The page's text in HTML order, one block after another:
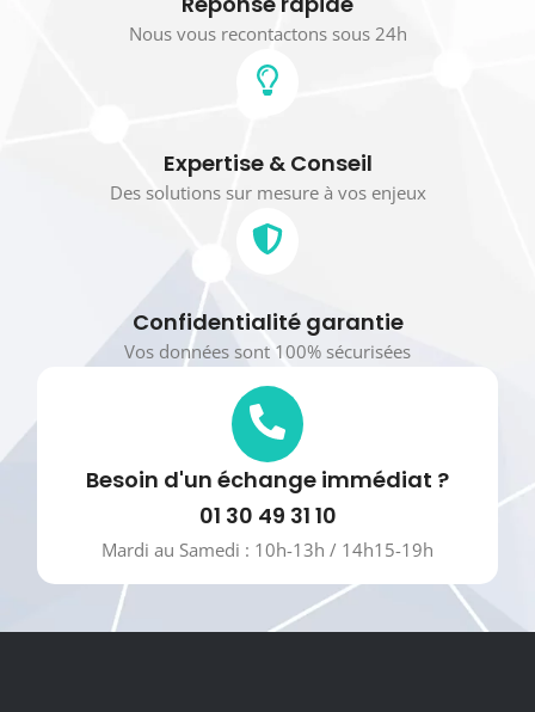
Nous vous recontactons sous 24h
Expertise & Conseil
Des solutions sur mesure à vos enjeux
Confidentialité garantie
Vos données sont 100% sécurisées
Besoin d'un échange immédiat ?
01 30 49 31 10
Mardi au Samedi : 10h-13h / 14h15-19h